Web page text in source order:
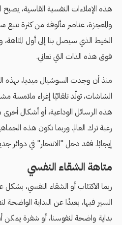
هذه الإملاءات النفسية القاسية، يصبح
والمعجزة، عناصر مألوفة من كثرة تتبع
الخيط الذي سيصل بنا إلى أول
فوق هذه الذات التي تعاني.
منذ أن وجدت السوشيال ميديا، بهذه
الشاشات، تولّد تلقائيًا إغراء ملامسة
هذه الرسائل الوداعية، أو أشكال أخرى
رغبة ترك العالم. وربما تكون هذه
إيجابًا. فقد دخل "الانتحار" في دوائر
متاهة الشقاء النفسي
ربما الاكتئاب أو الشقاء النفسي،
السير فيها، بعيدًا عن البداية
بداية واضحة لنفوسنا، أو شفرة يمكن